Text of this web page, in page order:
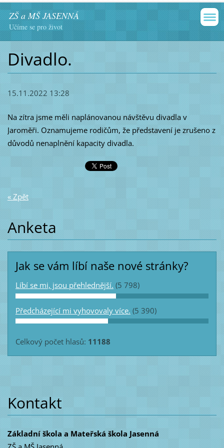
ZŠ a MŠ JASENNÁ
Učíme se pro život
Divadlo.
15.11.2022 13:28
Na zítra jsme měli naplánovanou návštěvu divadla v
Jaroměři. Oznamujeme rodičům, že představení je zrušeno z
důvodů nenaplnění kapacity divadla.
« Zpět
Anketa
Jak se vám líbí naše nové stránky?
Líbí se mi, jsou přehlednější. (5 798)
Předcházející mi vyhovovaly více. (5 390)
Celkový počet hlasů: 11188
Kontakt
Základní škola a Mateřská škola Jasenná